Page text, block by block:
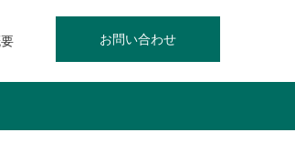
お問い合わせ